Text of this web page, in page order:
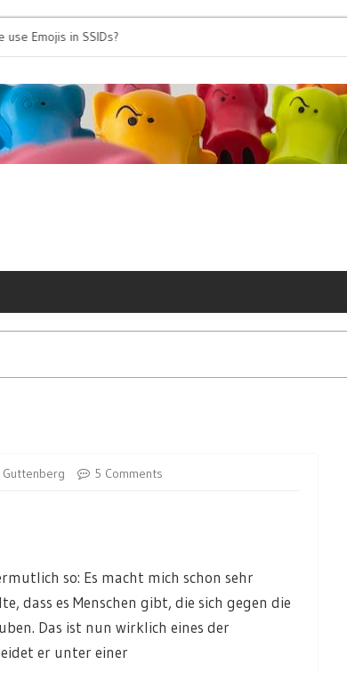
in SSIDs?
Guttenberg 5 Comments
so: Es macht mich schon sehr
dass es Menschen gibt, die sich gegen die
Das ist nun wirklich eines der
er unter einer